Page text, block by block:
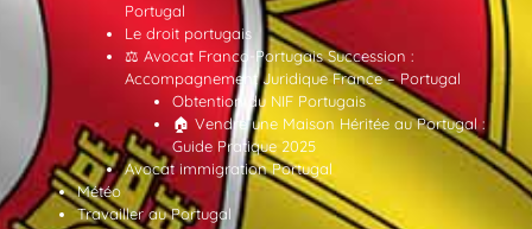
Portugal
Le droit portugais
⚖️ Avocat Franco-Portugais Succession :
Accompagnement Juridique France – Portugal
Obtention du NIF Portugais
🏠 Vendre une Maison Héritée au Portugal :
Guide Pratique 2025
Avocat immigration Portugal
Météo
Travailler au Portugal